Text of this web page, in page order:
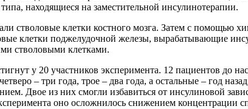
находящиеся на заместительной инсулинотерапии.
стволовые клетки костного мозга. Затем с
клетки поджелудочной железы, вырабатывающие
стволовыми клетками.
у 20 участников эксперимента. 12 пациентов до
– три года, трое – два года, а остальные – год
Двое из них смогли избавиться от инсулиновой
оно осложнилось снижением концентрации